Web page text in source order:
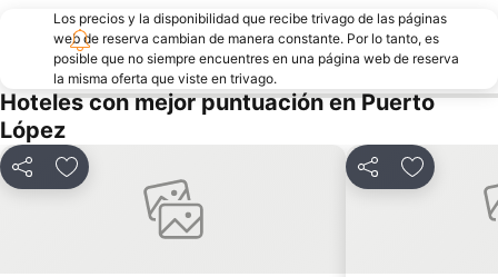
Los precios y la disponibilidad que recibe trivago de las páginas
web de reserva cambian de manera constante. Por lo tanto, es
posible que no siempre encuentres en una página web de reserva
la misma oferta que viste en trivago.
Hoteles con mejor puntuación en Puerto
López
CompartirAgregar a favoritos CompartirAgregar